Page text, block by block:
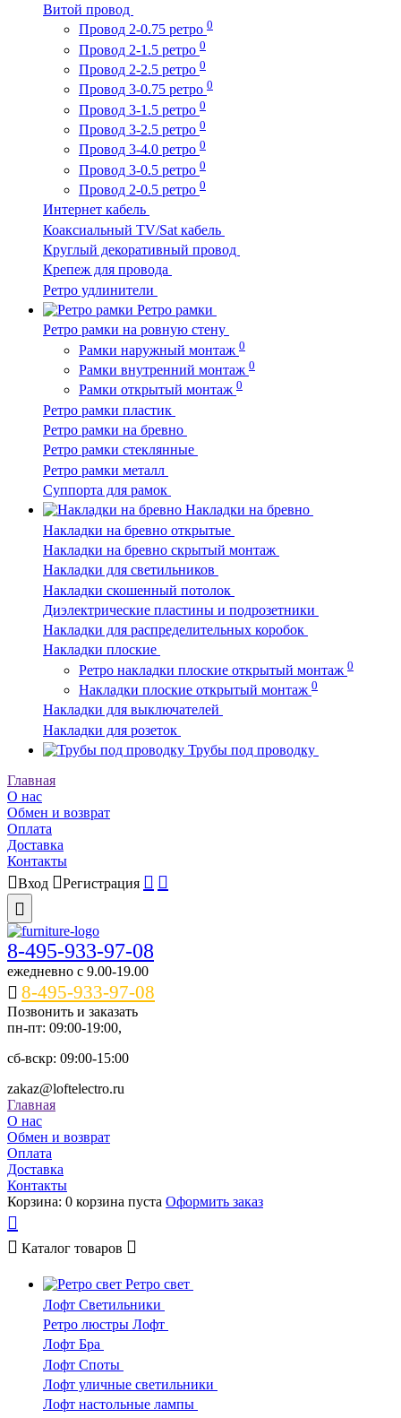
Витой провод
Провод 2-0.75 ретро 0
Провод 2-1.5 ретро 0
Провод 2-2.5 ретро 0
Провод 3-0.75 ретро 0
Провод 3-1.5 ретро 0
Провод 3-2.5 ретро 0
Провод 3-4.0 ретро 0
Провод 3-0.5 ретро 0
Провод 2-0.5 ретро 0
Интернет кабель
Коаксиальный TV/Sat кабель
Круглый декоративный провод
Крепеж для провода
Ретро удлинители
Ретро рамки
Ретро рамки на ровную стену
Рамки наружный монтаж 0
Рамки внутренний монтаж 0
Рамки открытый монтаж 0
Ретро рамки пластик
Ретро рамки на бревно
Ретро рамки стеклянные
Ретро рамки металл
Суппорта для рамок
Накладки на бревно
Накладки на бревно открытые
Накладки на бревно скрытый монтаж
Накладки для светильников
Накладки скошенный потолок
Диэлектрические пластины и подрозетники
Накладки для распределительных коробок
Накладки плоские
Ретро накладки плоские открытый монтаж 0
Накладки плоские открытый монтаж 0
Накладки для выключателей
Накладки для розеток
Трубы под проводку
Главная
О нас
Обмен и возврат
Оплата
Доставка
Контакты
Вход
Регистрация
8-495-933-97-08
ежедневно c 9.00-19.00
8-495-933-97-08
Позвонить и заказать
пн-пт: 09:00-19:00,
сб-вскр: 09:00-15:00
zakaz@loftelectro.ru
Главная
О нас
Обмен и возврат
Оплата
Доставка
Контакты
Корзина: 0 корзина пуста Оформить заказ
Каталог товаров
Ретро свет
Лофт Светильники
Ретро люстры Лофт
Лофт Бра
Лофт Споты
Лофт уличные светильники
Лофт настольные лампы